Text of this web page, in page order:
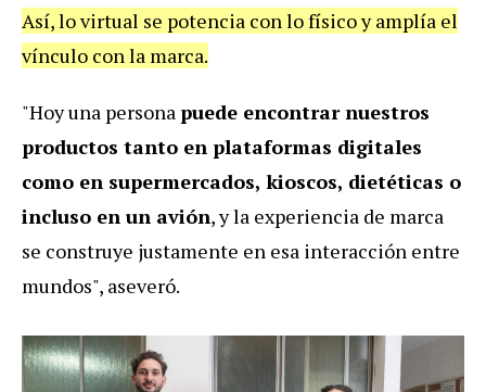
Así, lo virtual se potencia con lo físico y amplía el
vínculo con la marca.
"Hoy una personapuede encontrar nuestros
productos tanto en plataformas digitales
como en supermercados, kioscos, dietéticas o
incluso en un avión, y la experiencia de marca
se construye justamente en esa interacción entre
mundos", aseveró.